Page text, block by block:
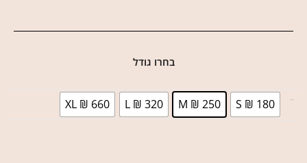
בחרו גודל
S ₪ 180
M ₪ 250
L ₪ 320
XL ₪ 660